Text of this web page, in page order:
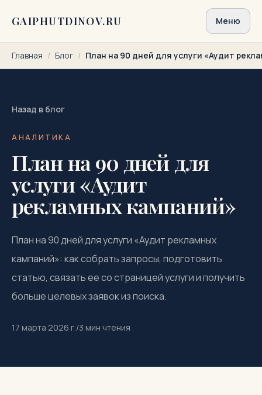
GAIPHUTDINOV.RU Меню
Главная / Блог / План на 90 дней для услуги «Аудит
Назад в блог
АНАЛИТИКА
План на 90 дней для
услуги «Аудит
рекламных кампаний»
План на 90 дней для услуги «Аудит рекламных
кампаний»: как собрать запросы, подготовить
статью, связать ее со страницей услуги и получить
больше целевых заявок из поиска.
17 марта 2026 г./3 мин чтения